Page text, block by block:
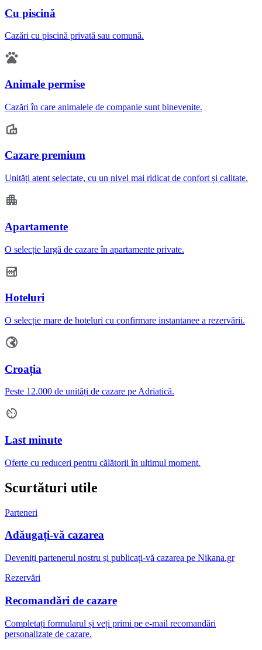
Cu piscină
Cazări cu piscină privată sau comună.
Animale permise
Cazări în care animalele de companie sunt binevenite.
Cazare premium
Unități atent selectate, cu un nivel mai ridicat de confort și calitate.
Apartamente
O selecție largă de cazare în apartamente private.
Hoteluri
O selecție mare de hoteluri cu confirmare instantanee a rezervării.
Croația
Peste 12.000 de unități de cazare pe Adriatică.
Last minute
Oferte cu reduceri pentru călătorii în ultimul moment.
Scurtături utile
Parteneri
Adăugați-vă cazarea
Deveniți partenerul nostru și publicați-vă cazarea pe Nikana.gr
Rezervări
Recomandări de cazare
Completați formularul și veți primi pe e-mail recomandări
personalizate de cazare.